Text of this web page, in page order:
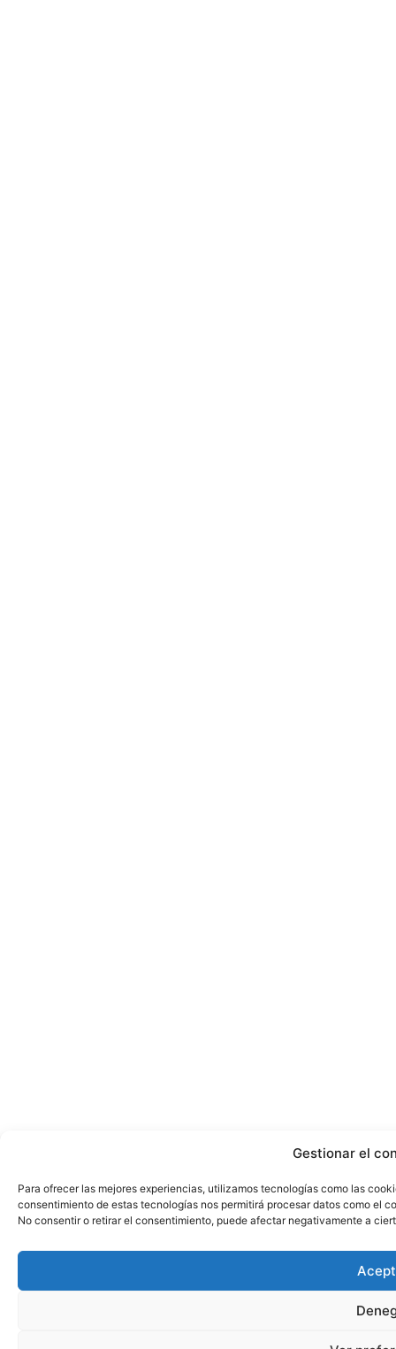
Gestionar el
Para ofrecer las mejores experiencias, utilizamos tecnologías como las
consentimiento de estas tecnologías nos permitirá procesar datos como el
No consentir o retirar el consentimiento, puede afectar negativamente a